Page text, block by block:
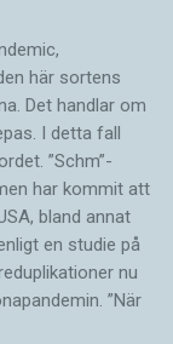
här sortens
Det handlar om
I detta fall
”Schm”-
har kommit att
bland annat
en studie på
nu
”När